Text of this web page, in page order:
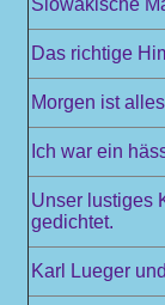
Slowakische
Das richtige
Morgen ist
Ich war ein
Unser lustiges
gedichtet.
Karl Lueger